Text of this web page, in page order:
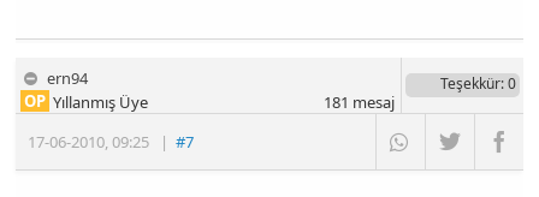
ern94
17-06-2010,09:25 |#7
OP Yıllanmış Üye
Teşekkür: 0
181 mesaj